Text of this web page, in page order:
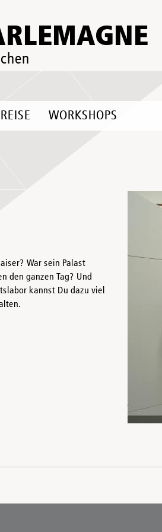
WORKSHOPS
War sein Palast
den ganzen Tag? Und
kannst Du dazu viel